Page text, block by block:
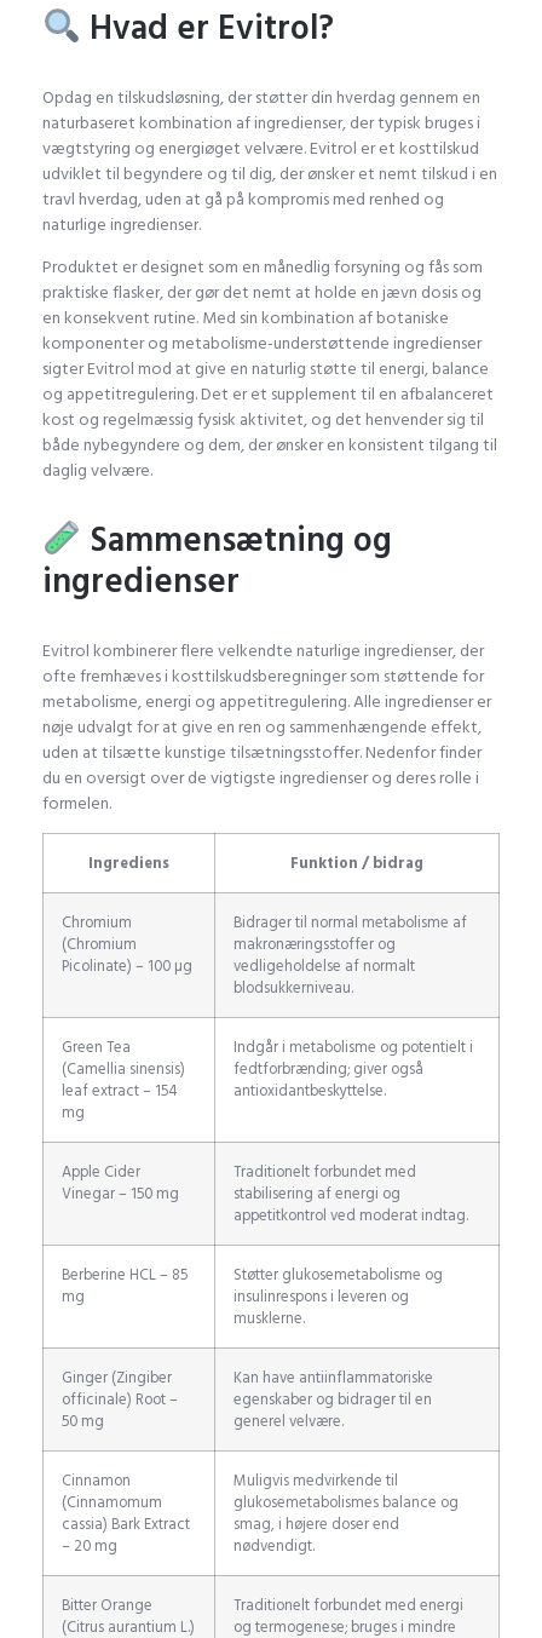
Hvad er Evitrol?
Opdag en tilskudsløsning, der støtter din hverdag gennem en
naturbaseret kombination af ingredienser, der typisk bruges i
vægtstyring og energiøget velvære. Evitrol er et kosttilskud
udviklet til begyndere og til dig, der ønsker et nemt tilskud i en
travl hverdag, uden at gå på kompromis med renhed og
naturlige ingredienser.
Produktet er designet som en månedlig forsyning og fås som
praktiske flasker, der gør det nemt at holde en jævn dosis og
en konsekvent rutine. Med sin kombination af botaniske
komponenter og metabolisme-understøttende ingredienser
sigter Evitrol mod at give en naturlig støtte til energi, balance
og appetitregulering. Det er et supplement til en afbalanceret
kost og regelmæssig fysisk aktivitet, og det henvender sig til
både nybegyndere og dem, der ønsker en konsistent tilgang til
daglig velvære.
Sammensætning og
ingredienser
Evitrol kombinerer flere velkendte naturlige ingredienser, der
ofte fremhæves i kosttilskudsberegninger som støttende for
metabolisme, energi og appetitregulering. Alle ingredienser er
nøje udvalgt for at give en ren og sammenhængende effekt,
uden at tilsætte kunstige tilsætningsstoffer. Nedenfor finder
du en oversigt over de vigtigste ingredienser og deres rolle i
formelen.
Ingrediens Funktion / bidrag
Chromium
(Chromium
Picolinate) – 100 µg
Bidrager til normal metabolisme af
makronæringsstoffer og
vedligeholdelse af normalt
blodsukkerniveau.
Green Tea
(Camellia sinensis)
leaf extract – 154
mg
Indgår i metabolisme og potentielt i
fedtforbrænding; giver også
antioxidantbeskyttelse.
Apple Cider
Vinegar – 150 mg
Traditionelt forbundet med
stabilisering af energi og
appetitkontrol ved moderat indtag.
Berberine HCL – 85
mg
Støtter glukosemetabolisme og
insulinrespons i leveren og
musklerne.
Ginger (Zingiber
officinale) Root –
50 mg
Kan have antiinflammatoriske
egenskaber og bidrager til en
generel velvære.
Cinnamon
(Cinnamomum
cassia) Bark Extract
– 20 mg
Muligvis medvirkende til
glukosemetabolismes balance og
smag, i højere doser end
nødvendigt.
Bitter Orange
(Citrus aurantium L.)
Traditionelt forbundet med energi
og termogenese; bruges i mindre